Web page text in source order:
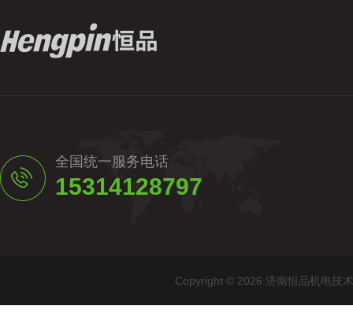
全国统一服务电话
15314128797
Copyright © 2026 济南恒品机电技